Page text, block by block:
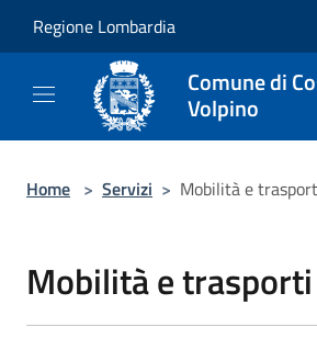
Regione Lombardia
Comune di
Volpino
Home > Servizi > Mobilità e
Mobilità e trasporti